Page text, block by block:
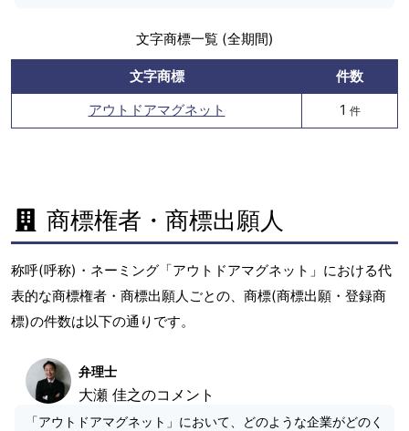
文字商標一覧 (全期間)
文字商標
件数
アウトドアマグネット
1 件
商標権者・商標出願人
称呼(呼称)・ネーミング「アウトドアマグネット」における代
表的な商標権者・商標出願人ごとの、商標(商標出願・登録商
標)の件数は以下の通りです。
弁理士
大瀬 佳之のコメント
「アウトドアマグネット」において、どのような企業がどのく